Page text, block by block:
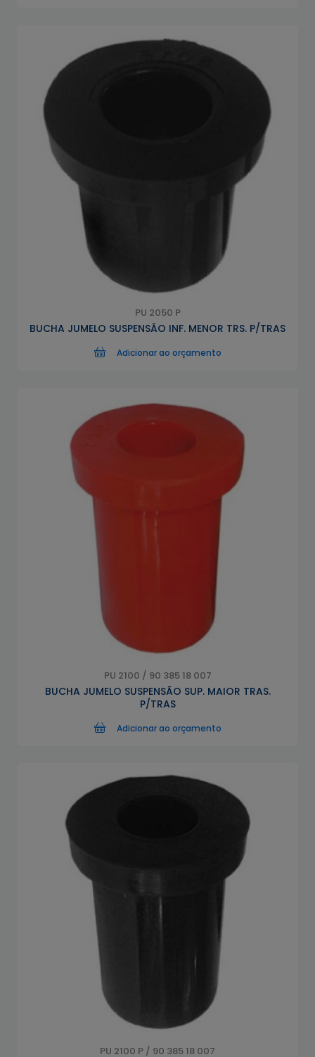
PU 2050 P
BUCHA JUMELO SUSPENSÃO INF. MENOR TRS. P/TRAS
Adicionar ao orçamento
PU 2100 / 90 385 18 007
BUCHA JUMELO SUSPENSÃO SUP. MAIOR TRAS.
P/TRAS
Adicionar ao orçamento
PU 2100 P / 90 385 18 007